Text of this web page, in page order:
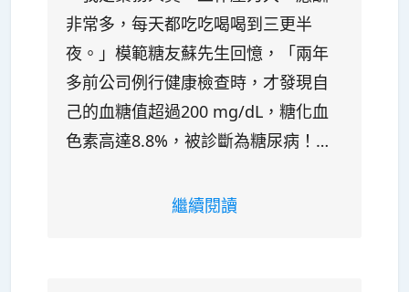
非常多，每天都吃吃喝喝到三更半
夜。」模範糖友蘇先生回憶，「兩年
多前公司例行健康檢查時，才發現自
己的血糖值超過200 mg/dL，糖化血
色素高達8.8%，被診斷為糖尿病！…
繼續閱讀